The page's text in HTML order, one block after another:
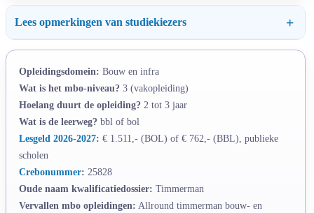
Lees opmerkingen van studiekiezers
Opleidingsdomein: Bouw en infra
Wat is het mbo-niveau? 3 (vakopleiding)
Hoelang duurt de opleiding? 2 tot 3 jaar
Wat is de leerweg? bbl of bol
Lesgeld 2026-2027: € 1.511,- (BOL) of € 762,- (BBL), publieke
scholen
Crebonummer: 25828
Oude naam kwalificatiedossier: Timmerman
Vervallen mbo opleidingen: Allround timmerman bouw- en